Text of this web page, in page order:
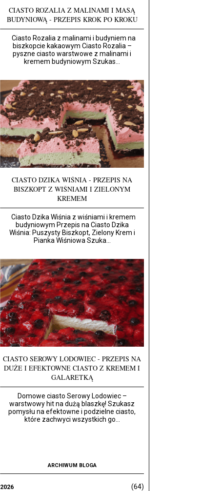
CIASTO ROZALIA Z MALINAMI I MASĄ
BUDYNIOWĄ - PRZEPIS KROK PO KROKU
Ciasto Rozalia z malinami i budyniem na
biszkopcie kakaowym Ciasto Rozalia –
pyszne ciasto warstwowe z malinami i
kremem budyniowym Szukas...
CIASTO DZIKA WIŚNIA - PRZEPIS NA
BISZKOPT Z WIŚNIAMI I ZIELONYM
KREMEM
Ciasto Dzika Wiśnia z wiśniami i kremem
budyniowym Przepis na Ciasto Dzika
Wiśnia: Puszysty Biszkopt, Zielony Krem i
Pianka Wiśniowa Szuka...
CIASTO SEROWY LODOWIEC - PRZEPIS NA
DUŻE I EFEKTOWNE CIASTO Z KREMEM I
GALARETKĄ
Domowe ciasto Serowy Lodowiec –
warstwowy hit na dużą blaszkę! Szukasz
pomysłu na efektowne i podzielne ciasto,
które zachwyci wszystkich go...
ARCHIWUM BLOGA
2026 (64)